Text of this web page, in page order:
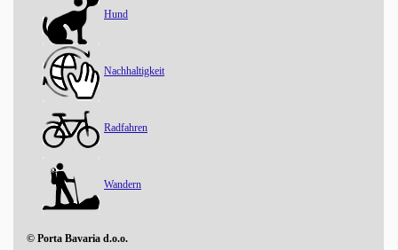
Hund
Nachhaltigkeit
Radfahren
Wandern
© Porta Bavaria d.o.o.